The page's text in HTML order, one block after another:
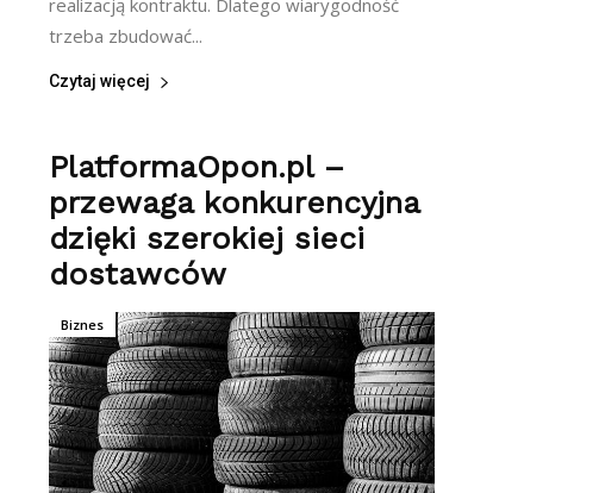
realizacją kontraktu. Dlatego wiarygodność
trzeba zbudować...
Czytaj więcej
PlatformaOpon.pl –
przewaga konkurencyjna
dzięki szerokiej sieci
dostawców
Biznes